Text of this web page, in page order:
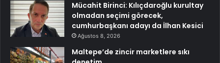
Mücahit Birinci: Kılıçdaroğlu kurultay
olmadan seçimi görecek,
cumhurbaşkanı adayı da İlhan Kesici
Ağustos 8, 2026
Maltepe’de zincir marketlere sıkı